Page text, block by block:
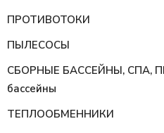
ПРОТИВОТОКИ
ПЫЛЕСОСЫ
СБОРНЫЕ БАССЕЙНЫ, СПА,
бассейны
ТЕПЛООБМЕННИКИ